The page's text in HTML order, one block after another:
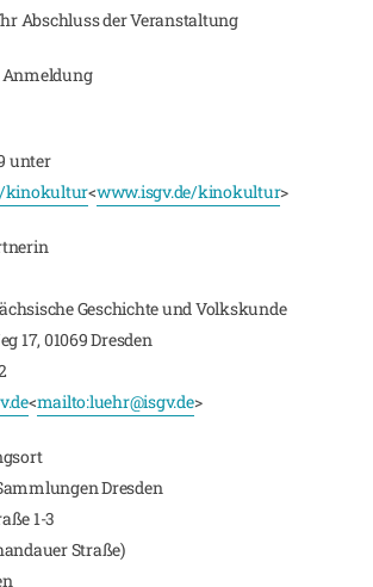
Abschluss der Veranstaltung
unter
kinokultur<www.isgv.de/kinokultur>
Geschichte und Volkskunde
17, 01069 Dresden
<mailto:luehr@isgv.de>
Dresden
1-3
Straße)